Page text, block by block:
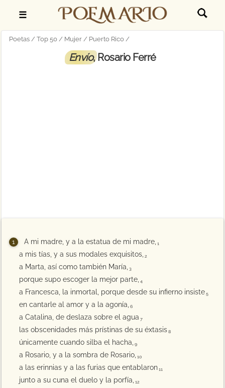
☰
Poetas Top 50 Mujer Puerto Rico
Envío, Rosario Ferré
A mi madre, y a la estatua de mi madre, 1
a mis tías, y a sus modales exquisitos, 2
a Marta, así como también María, 3
porque supo escoger la mejor parte, 4
a Francesca, la inmortal, porque desde su infierno insiste 5
en cantarle al amor y a la agonía, 6
a Catalina, de deslaza sobre el agua 7
las obscenidades más prístinas de su éxtasis 8
únicamente cuando silba el hacha, 9
a Rosario, y a la sombra de Rosario, 10
a las erinnias y a las furias que entablaron 11
junto a su cuna el duelo y la porfía, 12